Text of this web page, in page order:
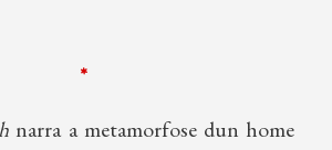
*
narra a metamorfose dun home